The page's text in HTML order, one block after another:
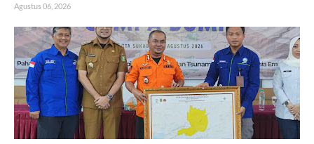
Agustus 06, 2026